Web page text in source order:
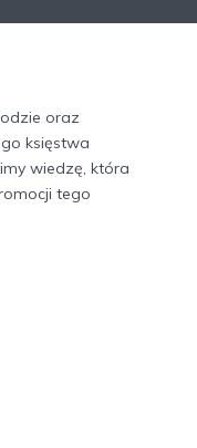
oraz
księstwa
wiedzę, która
tego